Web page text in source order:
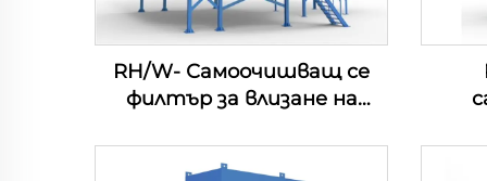
RH/W- Самоочишващ се
филтър за влизане на